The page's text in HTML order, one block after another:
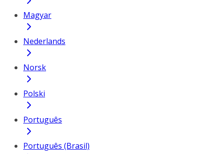
Magyar
Nederlands
Norsk
Polski
Português
Português (Brasil)